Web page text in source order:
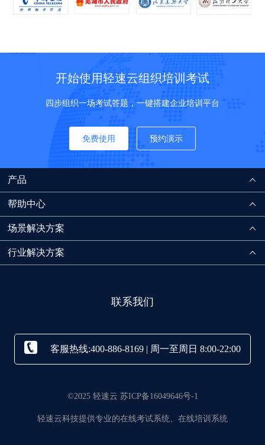
开始使用轻速云组织培训考试
四步组织一场考试答题，一键搭建企业培训平台
免费使用 预约演示
产品
帮助中心
场景解决方案
行业解决方案
联系我们
客服热线:400-886-8169 | 周一至周日 8:00-22:00
©2025 轻速云 苏ICP备16049646号-1
轻速云科技提供专业的在线考试系统、在线培训系统